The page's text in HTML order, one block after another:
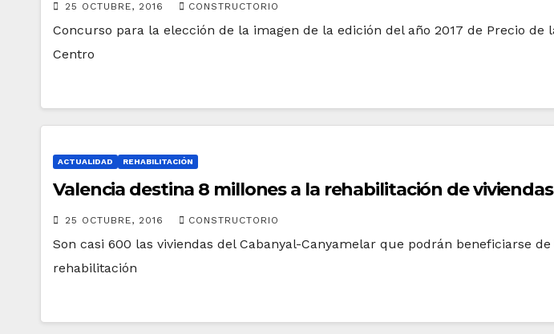
25 OCTUBRE, 2016 CONSTRUCTORIO
Concurso para la elección de la imagen de la edición del año 2017 de Precio de
Centro
ACTUALIDAD REHABILITACIÓN
Valencia destina 8 millones a la rehabilitación de
25 OCTUBRE, 2016 CONSTRUCTORIO
Son casi 600 las viviendas del Cabanyal-Canyamelar que podrán beneficiarse
rehabilitación